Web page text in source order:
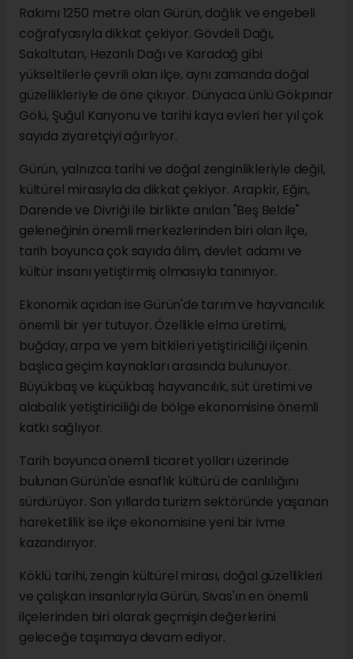
Rakımı 1250 metre olan Gürün, dağlık ve engebeli
coğrafyasıyla dikkat çekiyor. Gövdeli Dağı,
Sakaltutan, Hezanlı Dağı ve Karadağ gibi
yükseltilerle çevrili olan ilçe, aynı zamanda doğal
güzellikleriyle de öne çıkıyor. Dünyaca ünlü Gökpınar
Gölü, Şuğul Kanyonu ve tarihi kaya evleri her yıl çok
sayıda ziyaretçiyi ağırlıyor.
Gürün, yalnızca tarihi ve doğal zenginlikleriyle değil,
kültürel mirasıyla da dikkat çekiyor. Arapkir, Eğin,
Darende ve Divriği ile birlikte anılan "Beş Belde"
geleneğinin önemli merkezlerinden biri olan ilçe,
tarih boyunca çok sayıda âlim, devlet adamı ve
kültür insanı yetiştirmiş olmasıyla tanınıyor.
Ekonomik açıdan ise Gürün'de tarım ve hayvancılık
önemli bir yer tutuyor. Özellikle elma üretimi,
buğday, arpa ve yem bitkileri yetiştiriciliği ilçenin
başlıca geçim kaynakları arasında bulunuyor.
Büyükbaş ve küçükbaş hayvancılık, süt üretimi ve
alabalık yetiştiriciliği de bölge ekonomisine önemli
katkı sağlıyor.
Tarih boyunca önemli ticaret yolları üzerinde
bulunan Gürün'de esnaflık kültürü de canlılığını
sürdürüyor. Son yıllarda turizm sektöründe yaşanan
hareketlilik ise ilçe ekonomisine yeni bir ivme
kazandırıyor.
Köklü tarihi, zengin kültürel mirası, doğal güzellikleri
ve çalışkan insanlarıyla Gürün, Sivas'ın en önemli
ilçelerinden biri olarak geçmişin değerlerini
geleceğe taşımaya devam ediyor.